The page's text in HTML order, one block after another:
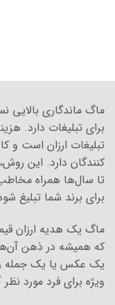
ماگ ماندگاری
برای تبلیغات دارد.
تبلیغات ارزان است و
کنندگان دارد. این
تا سال‌ها همراه
برای برند شما تبلیغ
ماگ یک هدیه ارزان
که همیشه در ذهن
یک عکس یا یک جمله
ویژه برای فرد مورد نظر